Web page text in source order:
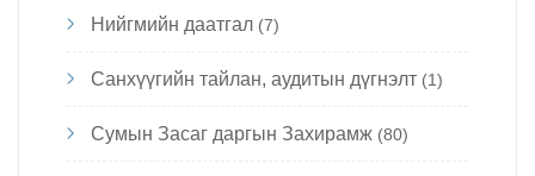
Нийгмийн даатгал (7)
Санхүүгийн тайлан, аудитын дүгнэлт (1)
Сумын Засаг даргын Захирамж (80)